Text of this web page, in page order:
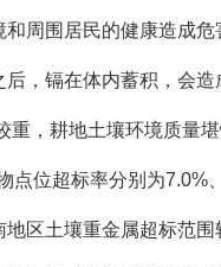
周围居民的健康造成危
，镉在体内蓄积，会造
，耕地土壤环境质量
位超标率分别为7.0%、
区土壤重金属超标范围